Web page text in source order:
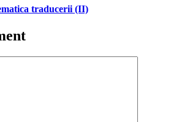
traducerii (II)